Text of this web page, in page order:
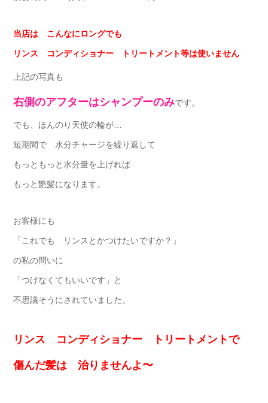
当店は こんなにロングでも
リンス コンディショナー トリートメント等は使いません
上記の写真も
右側のアフターはシャンプーのみです。
でも、ほんのり天使の輪が…
短期間で 水分チャージを繰り返して
もっともっと水分量を上げれば
もっと艶髪になります。
お客様にも
「これでも リンスとかつけたいですか？」
の私の問いに
「つけなくてもいいです」と
不思議そうにされていました。
リンス コンディショナー トリートメントで
傷んだ髪は 治りませんよ〜